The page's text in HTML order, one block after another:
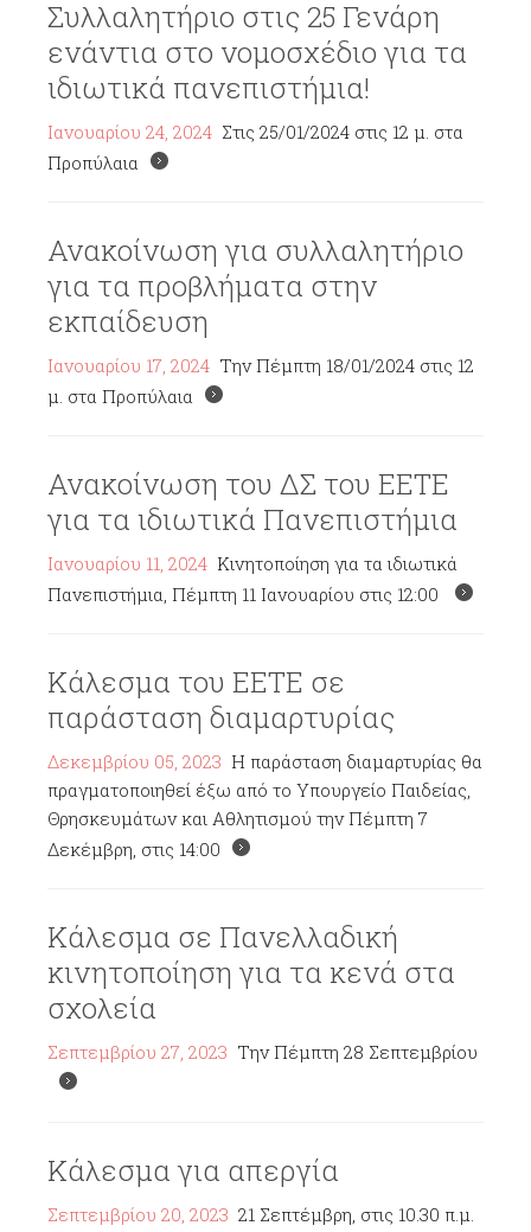
Συλλαλητήριο στις 25 Γενάρη
ενάντια στο νομοσχέδιο για τα
ιδιωτικά πανεπιστήμια!
Ιανουαρίου 24, 2024 Στις 25/01/2024 στις 12 μ. στα
Προπύλαια
Ανακοίνωση για συλλαλητήριο
για τα προβλήματα στην
εκπαίδευση
Ιανουαρίου 17, 2024 Την Πέμπτη 18/01/2024 στις 12
μ. στα Προπύλαια
Ανακοίνωση του ΔΣ του ΕΕΤΕ
για τα ιδιωτικά Πανεπιστήμια
Ιανουαρίου 11, 2024 Κινητοποίηση για τα ιδιωτικά
Πανεπιστήμια, Πέμπτη 11 Ιανουαρίου στις 12:00
Κάλεσμα του ΕΕΤΕ σε
παράσταση διαμαρτυρίας
Δεκεμβρίου 05, 2023 Η παράσταση διαμαρτυρίας θα
πραγματοποιηθεί έξω από το Υπουργείο Παιδείας,
Θρησκευμάτων και Αθλητισμού την Πέμπτη 7
Δεκέμβρη, στις 14:00
Κάλεσμα σε Πανελλαδική
κινητοποίηση για τα κενά στα
σχολεία
Σεπτεμβρίου 27, 2023 Την Πέμπτη 28 Σεπτεμβρίου
Κάλεσμα για απεργία
Σεπτεμβρίου 20, 2023 21 Σεπτέμβρη, στις 10.30 π.μ.